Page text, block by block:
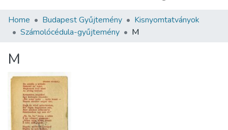
Communities & Collections
Statistics
About us
Home Budapest Gyűjtemény
Kisnyomtatványok
Számolócédula-gyűjtemény
M
M